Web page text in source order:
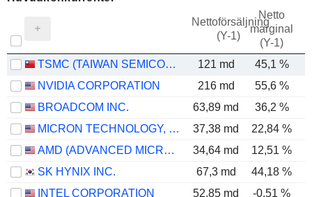
Nettoförsäljning
(Y-1)
Netto
marginal
(Y-1)
TSMC (TAIWAN SEMICONDUCTOR MANUFACTURING COMPANY) 121 md 45,1 %
NVIDIA CORPORATION
216 md 55,6 %
BROADCOM INC.
63,89 md 36,2 %
MICRON TECHNOLOGY, INC.
37,38 md 22,84 %
AMD (ADVANCED MICRO DEVICES)
34,64 md 12,51 %
SK HYNIX INC.
67,3 md 44,18 %
INTEL CORPORATION
52,85 md -0,51 %